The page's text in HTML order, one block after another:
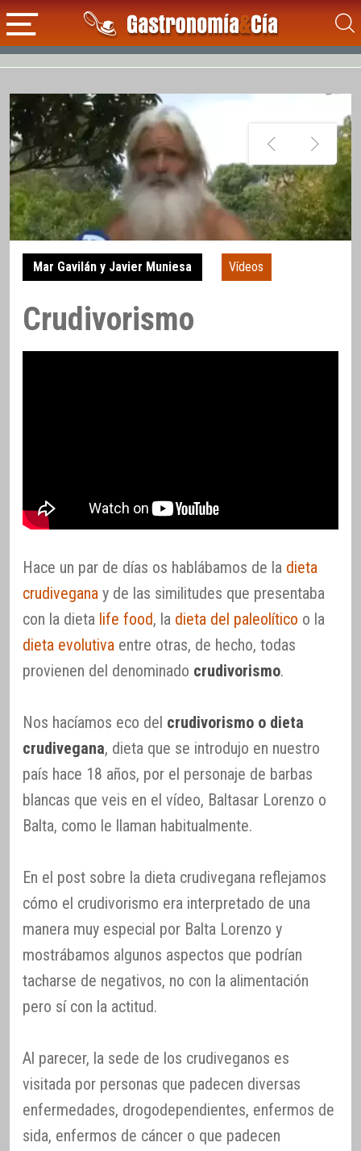
Mar Gavilán y Javier Muniesa Vídeos
Crudivorismo
Hace un par de días os hablábamos de la dieta
crudivegana y de las similitudes que presentaba
con la dieta life food, la dieta del paleolítico o la
dieta evolutiva entre otras, de hecho, todas
provienen del denominado crudivorismo.
Nos hacíamos eco del crudivorismo o dieta
crudivegana, dieta que se introdujo en nuestro
país hace 18 años, por el personaje de barbas
blancas que veis en el vídeo, Baltasar Lorenzo o
Balta, como le llaman habitualmente.
En el post sobre la dieta crudivegana reflejamos
cómo el crudivorismo era interpretado de una
manera muy especial por Balta Lorenzo y
mostrábamos algunos aspectos que podrían
tacharse de negativos, no con la alimentación
pero sí con la actitud.
Al parecer, la sede de los crudiveganos es
visitada por personas que padecen diversas
enfermedades, drogodependientes, enfermos de
sida, enfermos de cáncer o que padecen